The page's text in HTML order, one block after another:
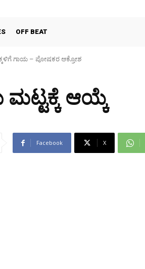
OFF BEAT
ಆಯ್ಕೆ
Facebook X